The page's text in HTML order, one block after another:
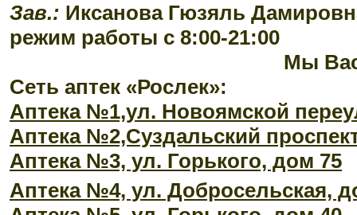
Зав.: Иксанова Гюзяль
режим работы с 8:00-21:00
Мы
Сеть аптек «Рослек»:
Аптека №1,ул. Новоямской
Аптека №2,Суздальский
Аптека №3, ул. Горького, дом 75
Аптека №4, ул. Добросельская,